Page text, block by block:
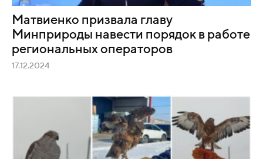
Матвиенко призвала главу
Минприроды навести порядок в работе
региональных операторов
17.12.2024